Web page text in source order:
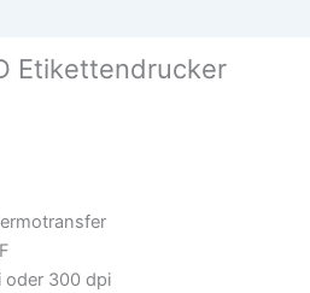
Etikettendrucker
oder 300 dpi